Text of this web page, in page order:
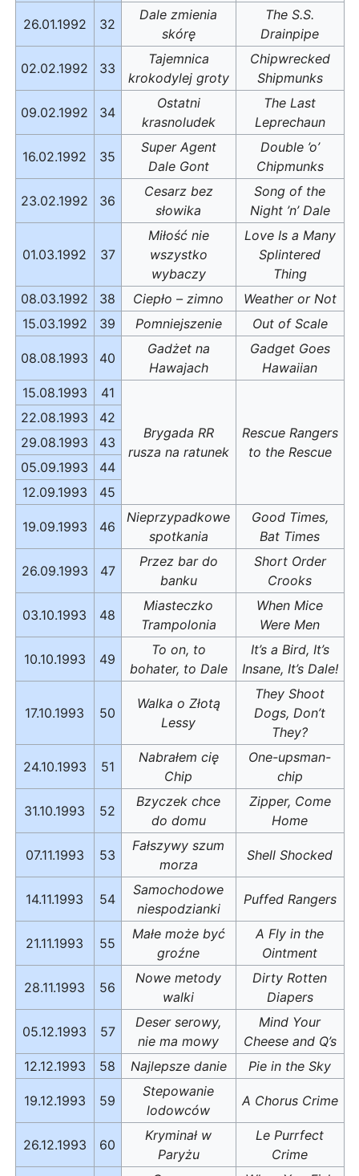
26.01.1992 32
Dale zmienia
skórę
The S.S.
Drainpipe
02.02.1992 33
Tajemnica
krokodylej groty
Chipwrecked
Shipmunks
09.02.1992 34
Ostatni
krasnoludek
The Last
Leprechaun
16.02.1992 35
Super Agent
Dale Gont
Double ’o’
Chipmunks
23.02.1992 36
Cesarz bez
słowika
Song of the
Night ’n’ Dale
01.03.1992 37
Miłość nie
wszystko
wybaczy
Love Is a Many
Splintered
Thing
08.03.1992
38 Ciepło – zimno
Weather or Not
15.03.1992
39 Pomniejszenie Out of Scale
08.08.1993 40
Gadżet na
Hawajach
Gadget Goes
Hawaiian
15.08.1993
41
Brygada RR
rusza na ratunek
Rescue Rangers
to the Rescue
22.08.1993
42
29.08.1993
43
05.09.1993
44
12.09.1993
45
19.09.1993 46
Nieprzypadkowe
spotkania
Good Times,
Bat Times
26.09.1993 47
Przez bar do
banku
Short Order
Crooks
03.10.1993 48
Miasteczko
Trampolonia
When Mice
Were Men
10.10.1993 49
To on, to
bohater, to Dale
It’s a Bird, It’s
Insane, It’s Dale!
17.10.1993 50
Walka o Złotą
Lessy
They Shoot
Dogs, Don’t
They?
24.10.1993 51
Nabrałem cię
Chip
One-upsman-
chip
31.10.1993 52
Bzyczek chce
do domu
Zipper, Come
Home
07.11.1993 53
Fałszywy szum
morza
Shell Shocked
14.11.1993 54
Samochodowe
niespodzianki
Puffed Rangers
21.11.1993 55
Małe może być
groźne
A Fly in the
Ointment
28.11.1993 56
Nowe metody
walki
Dirty Rotten
Diapers
05.12.1993 57
Deser serowy,
nie ma mowy
Mind Your
Cheese and Q’s
12.12.1993
58 Najlepsze danie Pie in the Sky
19.12.1993 59
Stepowanie
lodowców
A Chorus Crime
26.12.1993 60
Kryminał w
Paryżu
Le Purrfect
Crime